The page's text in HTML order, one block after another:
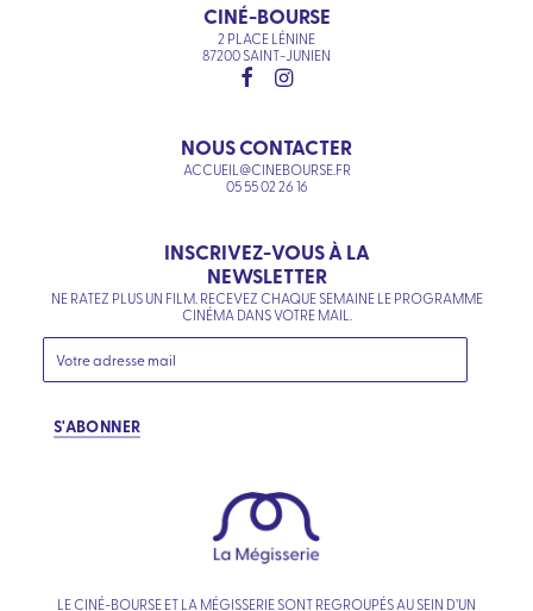
CINÉ-BOURSE
2 PLACE LÉNINE
87200 SAINT-JUNIEN
NOUS CONTACTER
ACCUEIL@CINEBOURSE.FR
05 55 02 26 16
INSCRIVEZ-VOUS À LA
NEWSLETTER
NE RATEZ PLUS UN FILM. RECEVEZ CHAQUE SEMAINE LE PROGRAMME
CINÉMA DANS VOTRE MAIL.
S'ABONNER
LE CINÉ-BOURSE ET LA MÉGISSERIE SONT REGROUPÉS AU SEIN D’UN